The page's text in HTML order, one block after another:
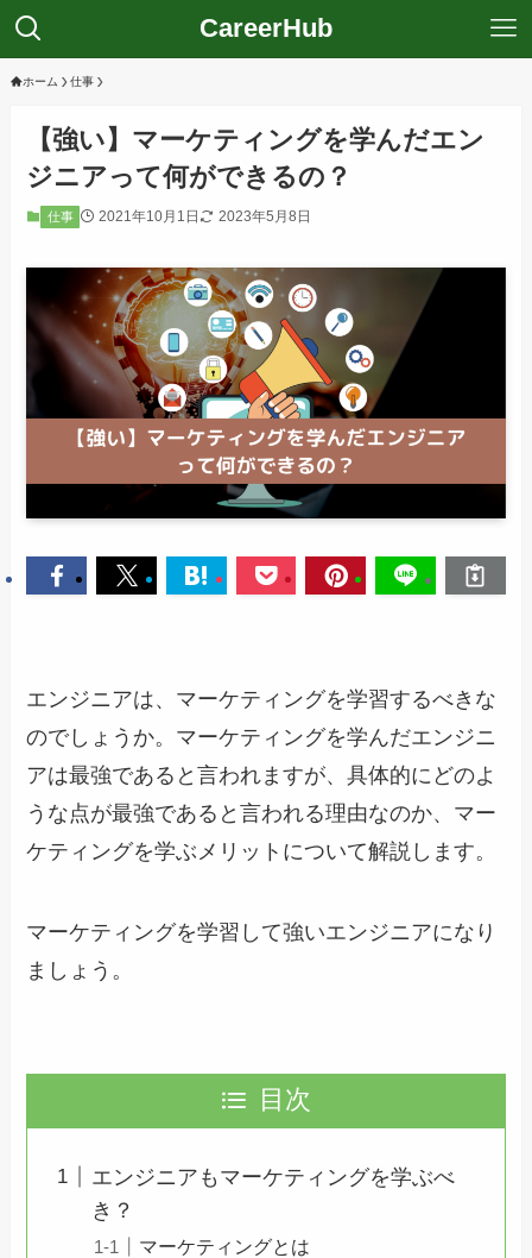
CareerHub
ホーム 仕事
【強い】マーケティングを学んだエン
ジニアって何ができるの？
仕事 2021年10月1日 2023年5月8日
エンジニアは、マーケティングを学習するべきな
のでしょうか。マーケティングを学んだエンジニ
アは最強であると言われますが、具体的にどのよ
うな点が最強であると言われる理由なのか、マー
ケティングを学ぶメリットについて解説します。
マーケティングを学習して強いエンジニアになり
ましょう。
目次
エンジニアもマーケティングを学ぶべ
き？
マーケティングとは